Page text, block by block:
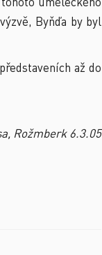
Byňďa by byl
až do
Rožmberk 6.3.05